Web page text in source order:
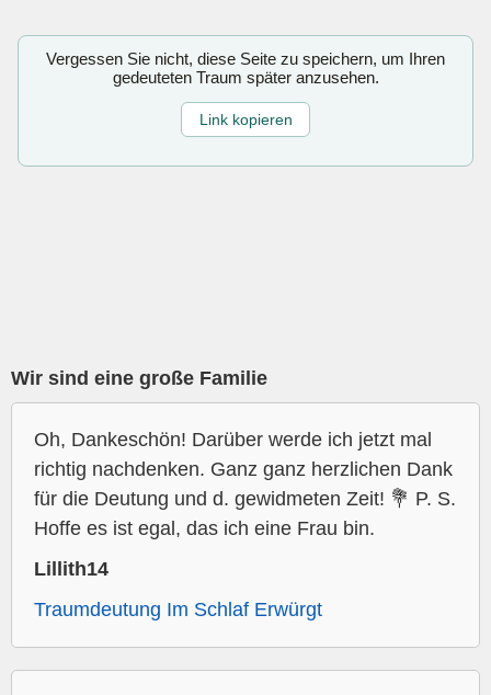
Vergessen Sie nicht, diese Seite zu speichern, um Ihren
gedeuteten Traum später anzusehen.
Link kopieren
Wir sind eine große Familie
Oh, Dankeschön! Darüber werde ich jetzt mal
richtig nachdenken. Ganz ganz herzlichen Dank
für die Deutung und d. gewidmeten Zeit! 💐 P. S.
Hoffe es ist egal, das ich eine Frau bin.
Lillith14
Traumdeutung Im Schlaf Erwürgt